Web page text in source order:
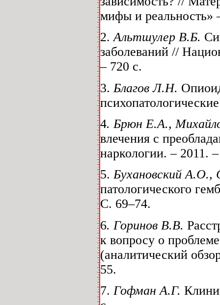
мифы и
2.Альтшулер В.Б.
заболеваний //
– 720 с.
3. Благов Л.Н.
4. Брюн Е.А.,
влечения с
наркологии. – 2011.
5.Бухановский
патологического
С. 69–74.
6. Горинов В.В.
к вопросу о
(аналитический
55.
7.Гофман А.Г.